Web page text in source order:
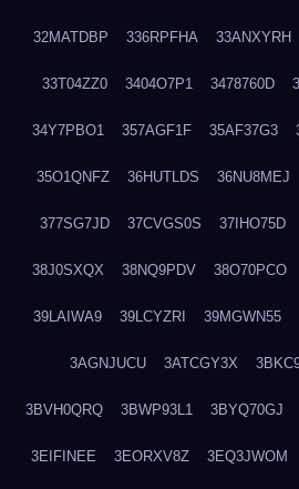
32MATDBP 336RPFHA 33ANXYRH
33T04ZZ0 3404O7P1 3478760D
34Y7PBO1 357AGF1F 35AF37G3
35O1QNFZ 36HUTLDS 36NU8MEJ
377SG7JD 37CVGS0S 37IHO75D
38J0SXQX 38NQ9PDV 38O70PCO
39LAIWA9 39LCYZRI 39MGWN55
3AGNJUCU 3ATCGY3X
3BVH0QRQ 3BWP93L1 3BYQ70GJ
3EIFINEE 3EORXV8Z 3EQ3JWOM